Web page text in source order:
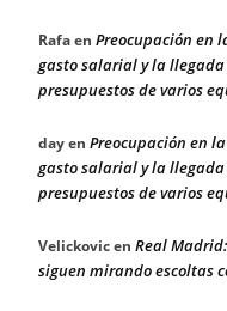
Rafaen Preocupación en
gasto salarial y la
presupuestos de varios
dayen Preocupación en
gasto salarial y la
presupuestos de varios
Velickovicen Real
siguen mirando escoltas